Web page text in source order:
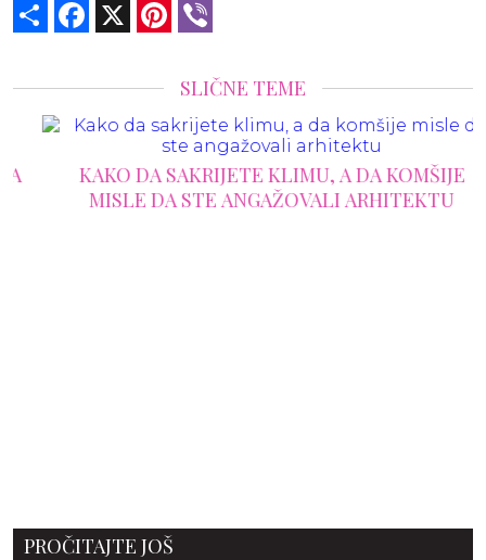
Share Facebook Pinterest
SLIČNE TEME
KAKO DA SAKRIJETE KLIMU, A DA KOMŠIJE
MISLE DA STE ANGAŽOVALI ARHITEKTU
PROČITAJTE JOŠ